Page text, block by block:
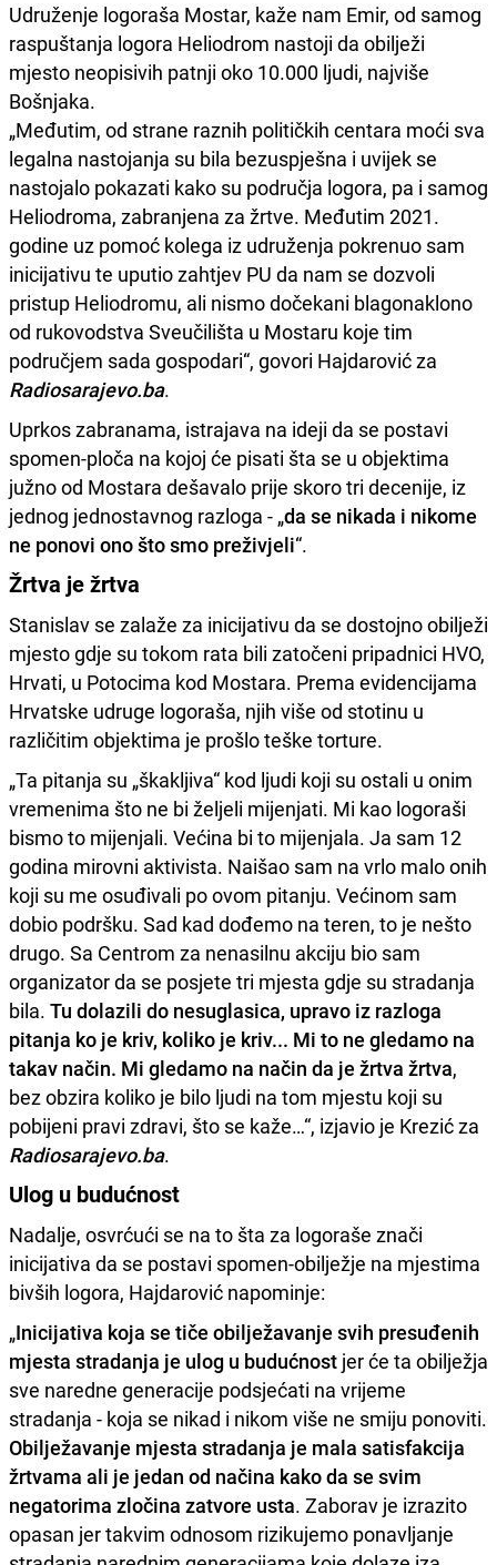
Udruženje logoraša Mostar, kaže nam Emir, od samog
raspuštanja logora Heliodrom nastoji da obilježi
mjesto neopisivih patnji oko 10.000 ljudi, najviše
Bošnjaka.
„Međutim, od strane raznih političkih centara moći sva
legalna nastojanja su bila bezuspješna i uvijek se
nastojalo pokazati kako su područja logora, pa i samog
Heliodroma, zabranjena za žrtve. Međutim 2021.
godine uz pomoć kolega iz udruženja pokrenuo sam
inicijativu te uputio zahtjev PU da nam se dozvoli
pristup Heliodromu, ali nismo dočekani blagonaklono
od rukovodstva Sveučilišta u Mostaru koje tim
područjem sada gospodari“, govori Hajdarović za
Radiosarajevo.ba.
Uprkos zabranama, istrajava na ideji da se postavi
spomen-ploča na kojoj će pisati šta se u objektima
južno od Mostara dešavalo prije skoro tri decenije, iz
jednog jednostavnog razloga - „da se nikada i nikome
ne ponovi ono što smo preživjeli“.
Žrtva je žrtva
Stanislav se zalaže za inicijativu da se dostojno obilježi
mjesto gdje su tokom rata bili zatočeni pripadnici HVO,
Hrvati, u Potocima kod Mostara. Prema evidencijama
Hrvatske udruge logoraša, njih više od stotinu u
različitim objektima je prošlo teške torture.
„Ta pitanja su „škakljiva“ kod ljudi koji su ostali u onim
vremenima što ne bi željeli mijenjati. Mi kao logoraši
bismo to mijenjali. Većina bi to mijenjala. Ja sam 12
godina mirovni aktivista. Naišao sam na vrlo malo onih
koji su me osuđivali po ovom pitanju. Većinom sam
dobio podršku. Sad kad dođemo na teren, to je nešto
drugo. Sa Centrom za nenasilnu akciju bio sam
organizator da se posjete tri mjesta gdje su stradanja
bila. Tu dolazili do nesuglasica, upravo iz razloga
pitanja ko je kriv, koliko je kriv... Mi to ne gledamo na
takav način. Mi gledamo na način da je žrtva žrtva,
bez obzira koliko je bilo ljudi na tom mjestu koji su
pobijeni pravi zdravi, što se kaže…“, izjavio je Krezić za
Radiosarajevo.ba.
Ulog u budućnost
Nadalje, osvrćući se na to šta za logoraše znači
inicijativa da se postavi spomen-obilježje na mjestima
bivših logora, Hajdarović napominje:
„Inicijativa koja se tiče obilježavanje svih presuđenih
mjesta stradanja je ulog u budućnost jer će ta obilježja
sve naredne generacije podsjećati na vrijeme
stradanja - koja se nikad i nikom više ne smiju ponoviti.
Obilježavanje mjesta stradanja je mala satisfakcija
žrtvama ali je jedan od načina kako da se svim
negatorima zločina zatvore usta. Zaborav je izrazito
opasan jer takvim odnosom rizikujemo ponavljanje